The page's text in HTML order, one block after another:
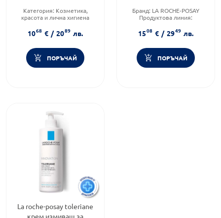
Категория: Козметика,
красота и лична хигиена
THERMALE EAU
Тип кожа:Чувствителна и
1068 € / 2089 лв.
ПОРЪЧАЙ
Бранд: LA ROCHE-POSAY
Продуктова линия:
Тип продукт:Крем
1508 € / 2949 лв.
ПОРЪЧАЙ
La roche-posay toleriane
крем измиващ за